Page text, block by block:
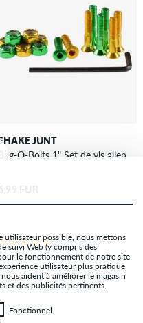
JUNT
O-Bolts 1" Set de vis allen
(201)
utilisateur possible, nous mettons
suivi Web (y compris des
le fonctionnement de notre site.
utilisateur plus pratique.
aident à améliorer le magasin
et des publicités pertinents.
Fonctionnel